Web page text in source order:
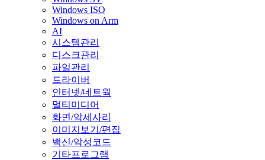
Windows ISO
Windows on Arm
AI
시스템관리
디스크관리
파일관리
드라이버
인터넷/네트웍
멀티미디어
화면/악세사리
이미지보기/편집
백신/악성코드
기타프로그램